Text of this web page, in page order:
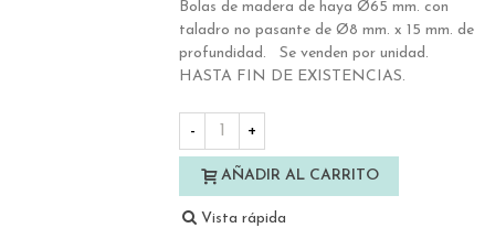
Bolas de madera de haya Ø65 mm. con
taladro no pasante de Ø8 mm. x 15 mm. de
profundidad. Se venden por unidad.
HASTA FIN DE EXISTENCIAS.
- +
AÑADIR AL CARRITO
Vista rápida